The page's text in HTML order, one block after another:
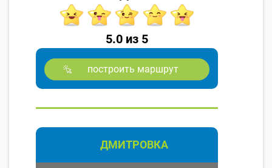
5.0 из 5
построить маршрут
ДМИТРОВКА